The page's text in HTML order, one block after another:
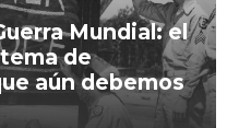
Mundial: el
de
aún debemos